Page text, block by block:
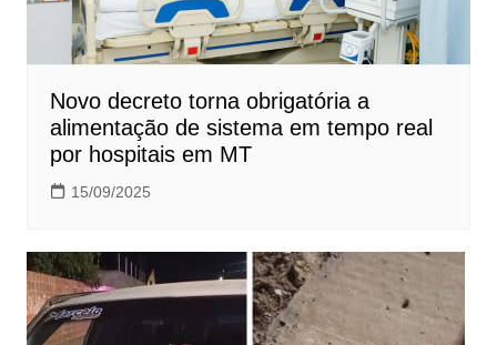
Novo decreto torna obrigatória a
alimentação de sistema em tempo real
por hospitais em MT
15/09/2025